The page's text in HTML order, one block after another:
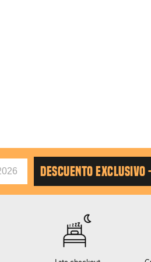
DESCUENTO